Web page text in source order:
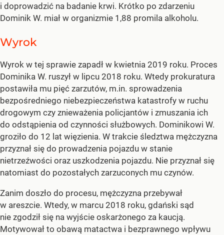
i doprowadzić na badanie krwi. Krótko po zdarzeniu
Dominik W. miał w organizmie 1,88 promila alkoholu.
Wyrok
Wyrok w tej sprawie zapadł w kwietnia 2019 roku. Proces
Dominika W. ruszył w lipcu 2018 roku. Wtedy prokuratura
postawiła mu pięć zarzutów, m.in. sprowadzenia
bezpośredniego niebezpieczeństwa katastrofy w ruchu
drogowym czy znieważenia policjantów i zmuszania ich
do odstąpienia od czynności służbowych. Dominikowi W.
groziło do 12 lat więzienia. W trakcie śledztwa mężczyzna
przyznał się do prowadzenia pojazdu w stanie
nietrzeźwości oraz uszkodzenia pojazdu. Nie przyznał się
natomiast do pozostałych zarzuconych mu czynów.
Zanim doszło do procesu, mężczyzna przebywał
w areszcie. Wtedy, w marcu 2018 roku, gdański sąd
nie zgodził się na wyjście oskarżonego za kaucją.
Motywował to obawą matactwa i bezprawnego wpływu